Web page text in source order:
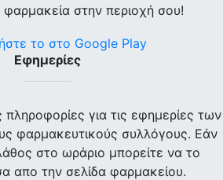
στην περιοχή σου!
Εφημερίες
για τις εφημερίες των
φαρμακευτικούς συλλόγους. Εάν
στο ωράριο μπορείτε να το
απο την σελίδα φαρμακείου.